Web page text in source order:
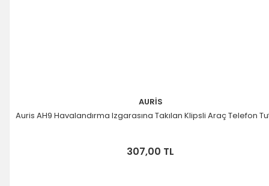
AURİS
Auris AH9 Havalandırma Izgarasına Takılan Klipsli Araç Telefon
307,00 TL